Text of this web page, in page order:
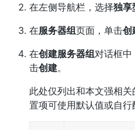
在左侧导航栏，选择独享
在服务器组页面，单击创
在创建服务器组对话框
击创建。
此处仅列出和本文强相
置项可使用默认值或自行